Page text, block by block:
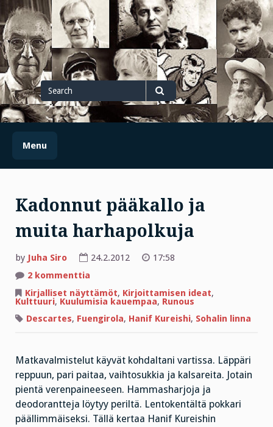
Skip
to
content
Search
for
Search
Menu
Kadonnut pääkallo ja
muita harhapolkuja
by Juha Siro 24.2.2012
17:58
2 kommenttia
pääkallo
ja
harhapolkuja
Kirjalliset näyttämöt, Kirjoittamisen ideat,
Kulttuuri, Kuulumisia kauempaa, Runous
Descartes, Fuengirola, Hanif Kureishi, Sohalin linna
Matkavalmistelut käyvät kohdaltani vartissa. Läppäri
reppuun, pari paitaa, vaihtosukkia ja kalsareita. Jotain
pientä verenpaineeseen. Hammasharjoja ja
deodorantteja löytyy periltä. Lentokentältä pokkari
päällimmäiseksi. Tällä kertaa Hanif Kureishin